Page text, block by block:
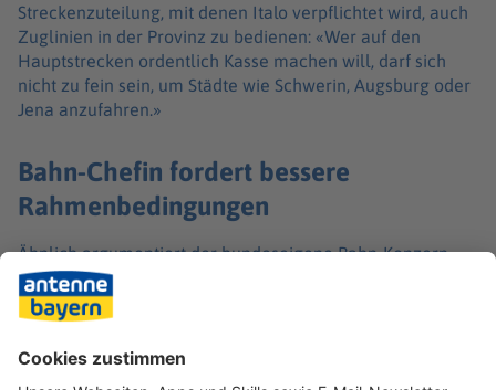
Streckenzuteilung, mit denen Italo verpflichtet wird, auch
Zuglinien in der Provinz zu bedienen: «Wer auf den
Hauptstrecken ordentlich Kasse machen will, darf sich
nicht zu fein sein, um Städte wie Schwerin, Augsburg oder
Jena anzufahren.»
Bahn-Chefin fordert bessere
Rahmenbedingungen
Ähnlich argumentiert der bundeseigene Bahn-Konzern.
Bahnchefin Evelyn Palla rief die Politik jüngst auf, bessere
politische Rahmenbedingungen zu schaffen. «Sonst droht
ein ungesteuerter Wettbewerb, dessen Folgen sich am
Ende womöglich für die Mehrheit negativ auswirken»,